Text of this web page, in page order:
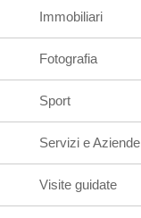
Immobiliari
Fotografia
Sport
Servizi e Aziende
Visite guidate